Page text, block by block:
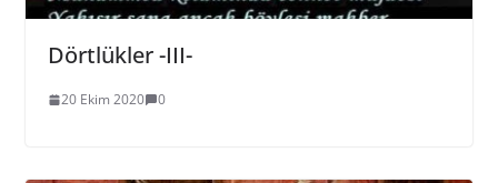
Dörtlükler -III-
20 Ekim 2020 0